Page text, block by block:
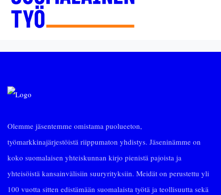
Olemme jäsentemme omistama puolueeton,
työmarkkinajärjestöistä riippumaton yhdistys. Jäseninämme on
koko suomalaisen yhteiskunnan kirjo pienistä pajoista ja
yhteisöistä kansainvälisiin suuryrityksiin. Meidät on perustettu yli
100 vuotta sitten edistämään suomalaista työtä ja teollisuutta sekä